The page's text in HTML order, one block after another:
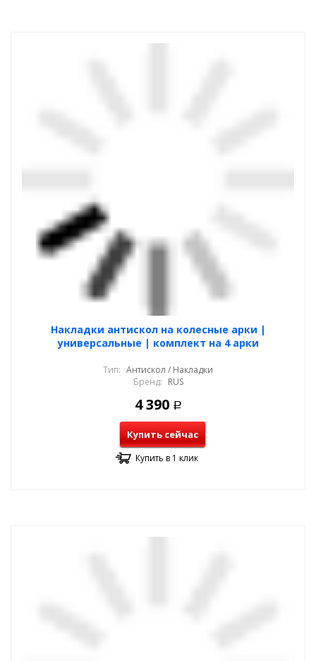
Накладки антискол на колесные арки |
универсальные | комплект на 4 арки
Тип: Антискол / Накладки
Бренд: RUS
4 390 Р
Купить сейчас
Купить в 1 клик